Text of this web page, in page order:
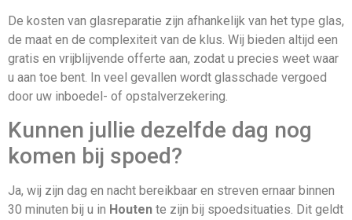
De kosten van glasreparatie zijn afhankelijk van het type glas,
de maat en de complexiteit van de klus. Wij bieden altijd een
gratis en vrijblijvende offerte aan, zodat u precies weet waar
u aan toe bent. In veel gevallen wordt glasschade vergoed
door uw inboedel- of opstalverzekering.
Kunnen jullie dezelfde dag nog
komen bij spoed?
Ja, wij zijn dag en nacht bereikbaar en streven ernaar binnen
30 minuten bij u in Houten te zijn bij spoedsituaties. Dit geldt